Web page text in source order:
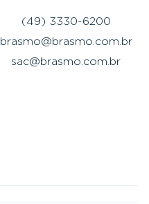
(49) 3330-6200
brasmo@brasmo.com.br
sac@brasmo.com.br